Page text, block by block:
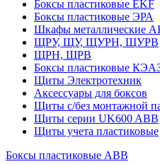
Боксы пластиковые EKF
Боксы пластиковые ЭРА
Шкафы металлические
ЩРУ, ЩУ, ЩУРН, ЩУРВ
ЩРН, ЩРВ
Боксы пластиковые
Щиты Электротехник
Аксессуары для боксов
Щиты с/без монтажной
Щиты серии UK600 ABB
Щиты учета пластиковые
Боксы пластиковые ABB